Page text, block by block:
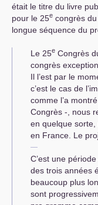
était le titre du livre
pour le 25e congrès du
longue séquence du
Le 25e Congrès
congrès
Il l’est par le
c’est le cas de
comme l’a
Congrès -, nous
en quelque
en France. Le
C’est une
des trois années
beaucoup plus
sont